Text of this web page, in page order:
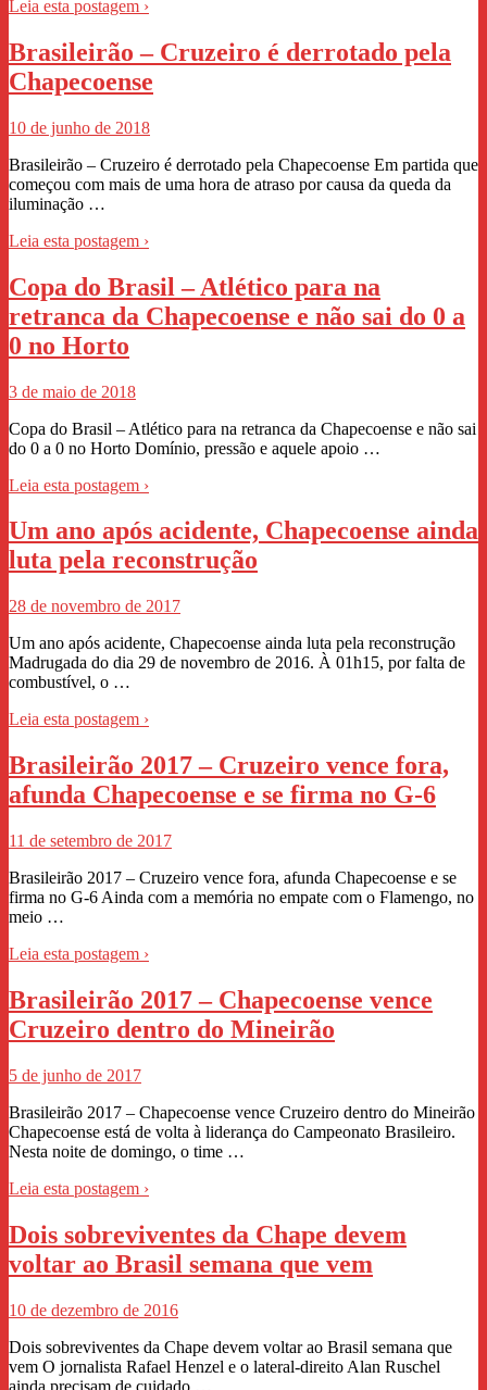
Leia esta postagem ›
Brasileirão – Cruzeiro é derrotado pela
Chapecoense
10 de junho de 2018
Brasileirão – Cruzeiro é derrotado pela Chapecoense Em partida que
começou com mais de uma hora de atraso por causa da queda da
iluminação …
Leia esta postagem ›
Copa do Brasil – Atlético para na
retranca da Chapecoense e não sai do 0 a
0 no Horto
3 de maio de 2018
Copa do Brasil – Atlético para na retranca da Chapecoense e não sai
do 0 a 0 no Horto Domínio, pressão e aquele apoio …
Leia esta postagem ›
Um ano após acidente, Chapecoense ainda
luta pela reconstrução
28 de novembro de 2017
Um ano após acidente, Chapecoense ainda luta pela reconstrução
Madrugada do dia 29 de novembro de 2016. À 01h15, por falta de
combustível, o …
Leia esta postagem ›
Brasileirão 2017 – Cruzeiro vence fora,
afunda Chapecoense e se firma no G-6
11 de setembro de 2017
Brasileirão 2017 – Cruzeiro vence fora, afunda Chapecoense e se
firma no G-6 Ainda com a memória no empate com o Flamengo, no
meio …
Leia esta postagem ›
Brasileirão 2017 – Chapecoense vence
Cruzeiro dentro do Mineirão
5 de junho de 2017
Brasileirão 2017 – Chapecoense vence Cruzeiro dentro do Mineirão
Chapecoense está de volta à liderança do Campeonato Brasileiro.
Nesta noite de domingo, o time …
Leia esta postagem ›
Dois sobreviventes da Chape devem
voltar ao Brasil semana que vem
10 de dezembro de 2016
Dois sobreviventes da Chape devem voltar ao Brasil semana que
vem O jornalista Rafael Henzel e o lateral-direito Alan Ruschel
ainda precisam de cuidado …